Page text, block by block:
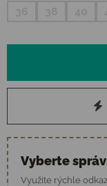
Vyberte
Využite rýchle